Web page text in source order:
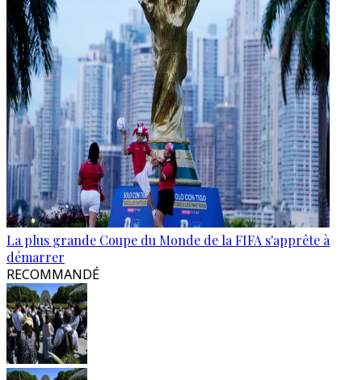
La plus grande Coupe du Monde de la FIFA s'apprête à
démarrer
RECOMMANDÉ